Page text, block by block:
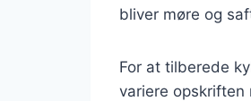
bliver møre og
For at tilberede
variere opskriften